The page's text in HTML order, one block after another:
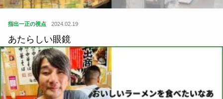
指出一正の視点 2024.02.19
あたらしい眼鏡